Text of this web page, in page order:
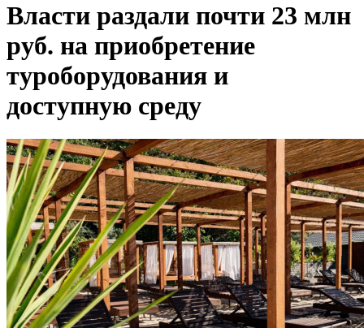
Власти раздали почти 23 млн
руб. на приобретение
туроборудования и
доступную среду